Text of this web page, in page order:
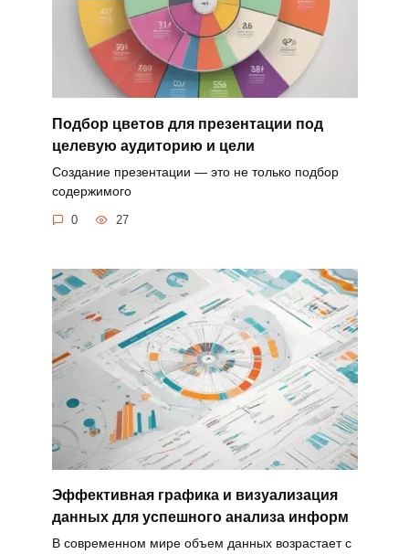
Подбор цветов для презентации под
целевую аудиторию и цели
Создание презентации — это не только подбор
содержимого
0 27
Эффективная графика и визуализация
данных для успешного анализа информ
В современном мире объем данных возрастает с